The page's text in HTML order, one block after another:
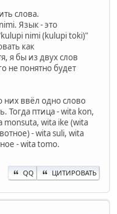
слова.
Язык - это
nimi (kulupi toki)"
как
я бы из двух слов
не понятно будет
них ввёл одно слово
Тогда птица - wita kon,
monsuta, wita ike (wita
- wita suli, wita
- wita tomo.
QQ ЦИТИРОВАТЬ